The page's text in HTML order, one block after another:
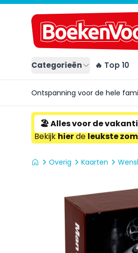
Categorieën 🔥 Top 10
Ontspanning voor de hele
🏖️ Alles voor de
Bekijkhierdeleukste
Overig Kaarten